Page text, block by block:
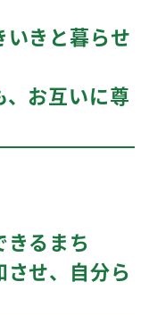
きと暮らせ
お互いに尊
るまち
せ、自分ら